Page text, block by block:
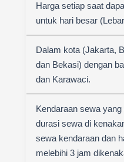
Harga setiap saat
untuk hari besar
Dalam kota (Jakarta,
dan Bekasi) dengan
dan Karawaci.
Kendaraan sewa
durasi sewa di
sewa kendaraan dan
melebihi 3 jam